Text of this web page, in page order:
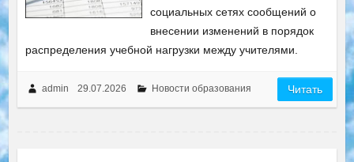
социальных сетях сообщений о
внесении изменений в порядок
распределения учебной нагрузки между учителями.
admin 29.07.2026 Новости образования Читать